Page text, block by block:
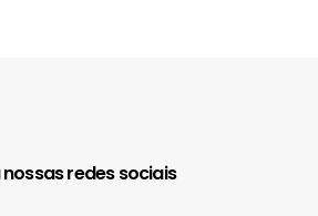
nossas redes sociais